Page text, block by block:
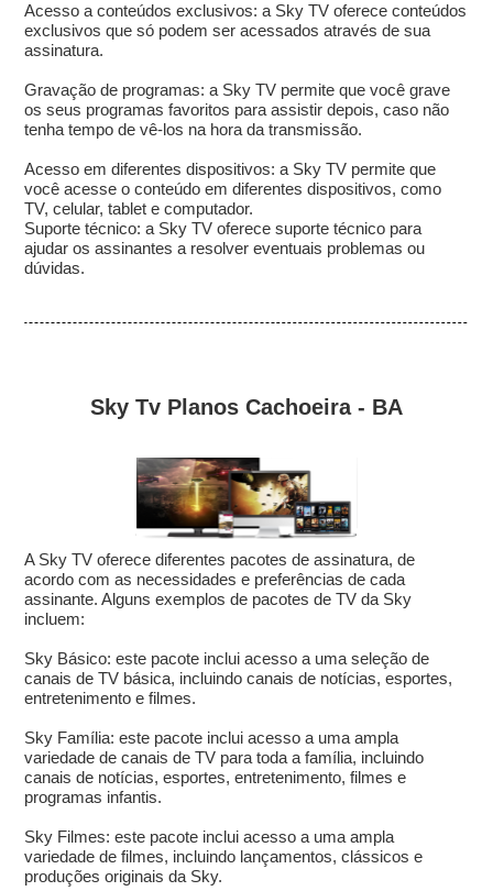
Acesso a conteúdos exclusivos: a Sky TV oferece conteúdos
exclusivos que só podem ser acessados através de sua
assinatura.
Gravação de programas: a Sky TV permite que você grave
os seus programas favoritos para assistir depois, caso não
tenha tempo de vê-los na hora da transmissão.
Acesso em diferentes dispositivos: a Sky TV permite que
você acesse o conteúdo em diferentes dispositivos, como
TV, celular, tablet e computador.
Suporte técnico: a Sky TV oferece suporte técnico para
ajudar os assinantes a resolver eventuais problemas ou
dúvidas.
Sky Tv Planos Cachoeira - BA
A Sky TV oferece diferentes pacotes de assinatura, de
acordo com as necessidades e preferências de cada
assinante. Alguns exemplos de pacotes de TV da Sky
incluem:
Sky Básico: este pacote inclui acesso a uma seleção de
canais de TV básica, incluindo canais de notícias, esportes,
entretenimento e filmes.
Sky Família: este pacote inclui acesso a uma ampla
variedade de canais de TV para toda a família, incluindo
canais de notícias, esportes, entretenimento, filmes e
programas infantis.
Sky Filmes: este pacote inclui acesso a uma ampla
variedade de filmes, incluindo lançamentos, clássicos e
produções originais da Sky.